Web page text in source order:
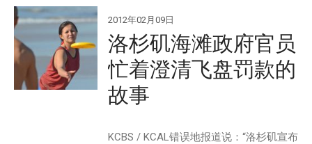
2012年02月09日
洛杉矶海滩政府官员
忙着澄清飞盘罚款的
故事
KCBS / KCAL错误地报道说：“洛杉矶宣布